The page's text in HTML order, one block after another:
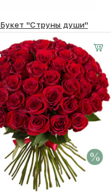
Букет "Струны души"
5360₽